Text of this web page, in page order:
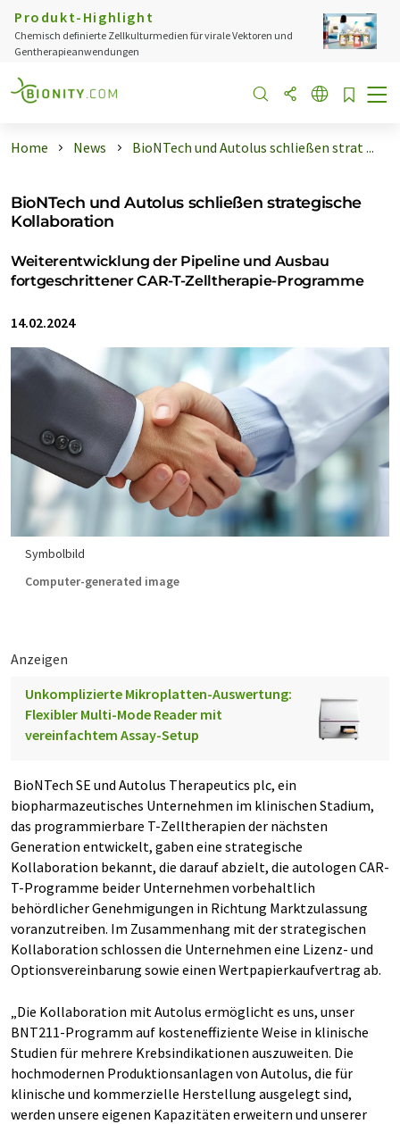
Produkt-Highlight
Chemisch definierte Zellkulturmedien für virale Vektoren und
Gentherapieanwendungen
Home News BioNTech und Autolus schließen strat ...
BioNTech und Autolus schließen strategische
Kollaboration
Weiterentwicklung der Pipeline und Ausbau
fortgeschrittener CAR-T-Zelltherapie-Programme
14.02.2024
Symbolbild
Computer-generated image
Anzeigen
Unkomplizierte Mikroplatten-Auswertung:
Flexibler Multi-Mode Reader mit
vereinfachtem Assay-Setup
BioNTech SE und Autolus Therapeutics plc, ein
biopharmazeutisches Unternehmen im klinischen Stadium,
das programmierbare T-Zelltherapien der nächsten
Generation entwickelt, gaben eine strategische
Kollaboration bekannt, die darauf abzielt, die autologen CAR-
T-Programme beider Unternehmen vorbehaltlich
behördlicher Genehmigungen in Richtung Marktzulassung
voranzutreiben. Im Zusammenhang mit der strategischen
Kollaboration schlossen die Unternehmen eine Lizenz- und
Optionsvereinbarung sowie einen Wertpapierkaufvertrag ab.
„Die Kollaboration mit Autolus ermöglicht es uns, unser
BNT211-Programm auf kosteneffiziente Weise in klinische
Studien für mehrere Krebsindikationen auszuweiten. Die
hochmodernen Produktionsanlagen von Autolus, die für
klinische und kommerzielle Herstellung ausgelegt sind,
werden unsere eigenen Kapazitäten erweitern und unserer